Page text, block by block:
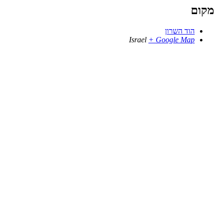
מקום
הוד השרון
Israel + Google Map